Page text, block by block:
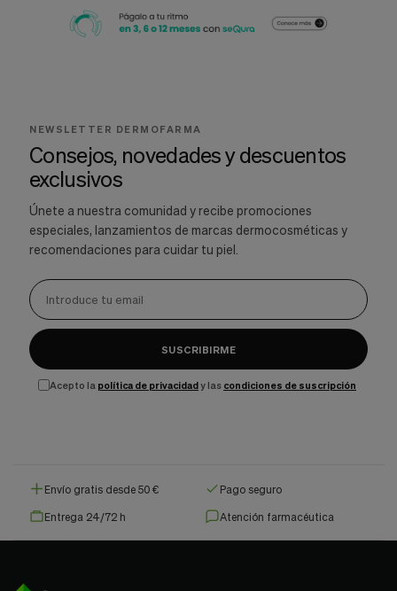
NEWSLETTER DERMOFARMA
Consejos, novedades y descuentos
exclusivos
Únete a nuestra comunidad y recibe promociones
especiales, lanzamientos de marcas dermocosméticas y
recomendaciones para cuidar tu piel.
SUSCRIBIRME
Acepto la política de privacidady las condiciones de suscripción
Envío gratis desde 50 € Pago seguro
Entrega 24/72 h Atención farmacéutica